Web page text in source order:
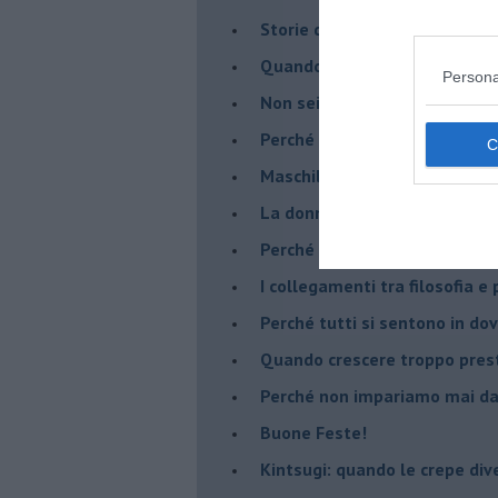
​Storie di rinascita: i Take That
​Quando la rigidità del
​Non sei indietro, stai
​Perché abbiamo bisogno di
​Maschilismo inconsapevole
​La donna può scegliere di
​Perché abbiamo così bisogno
​I collegamenti tra filosofia e
​Perché tutti si sentono in
​Quando crescere troppo
​Perché non impariamo mai
​Buone Feste!
​Kintsugi: quando le crepe